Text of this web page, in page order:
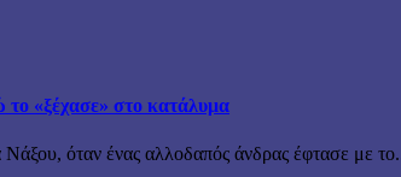
το «ξέχασε» στο κατάλυμα
όταν ένας αλλοδαπός άνδρας έφτασε με